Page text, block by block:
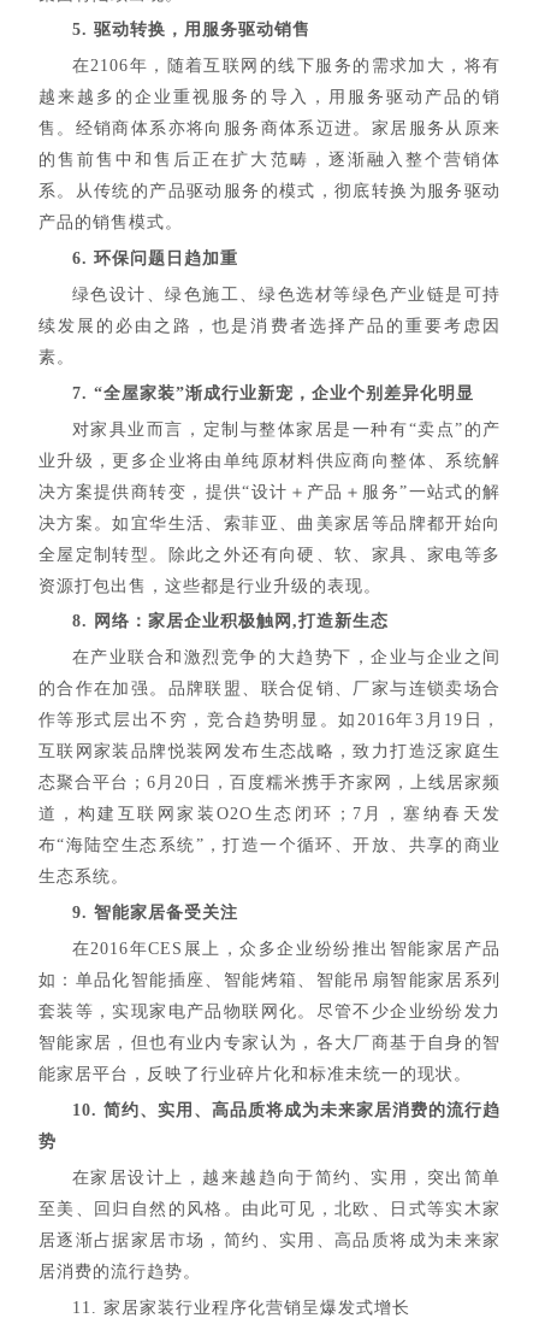
5. 驱动转换，用服务驱动销售
在2106年，随着互联网的线下服务的需求加大，将有
越来越多的企业重视服务的导入，用服务驱动产品的销
售。经销商体系亦将向服务商体系迈进。家居服务从原来
的售前售中和售后正在扩大范畴，逐渐融入整个营销体
系。从传统的产品驱动服务的模式，彻底转换为服务驱动
产品的销售模式。
6. 环保问题日趋加重
绿色设计、绿色施工、绿色选材等绿色产业链是可持
续发展的必由之路，也是消费者选择产品的重要考虑因
素。
7. “全屋家装”渐成行业新宠，企业个别差异化明显
对家具业而言，定制与整体家居是一种有“卖点”的产
业升级，更多企业将由单纯原材料供应商向整体、系统解
决方案提供商转变，提供“设计＋产品＋服务”一站式的解
决方案。如宜华生活、索菲亚、曲美家居等品牌都开始向
全屋定制转型。除此之外还有向硬、软、家具、家电等多
资源打包出售，这些都是行业升级的表现。
8. 网络：家居企业积极触网,打造新生态
在产业联合和激烈竞争的大趋势下，企业与企业之间
的合作在加强。品牌联盟、联合促销、厂家与连锁卖场合
作等形式层出不穷，竞合趋势明显。如2016年3月19日，
互联网家装品牌悦装网发布生态战略，致力打造泛家庭生
态聚合平台；6月20日，百度糯米携手齐家网，上线居家频
道，构建互联网家装O2O生态闭环；7月，塞纳春天发
布“海陆空生态系统”，打造一个循环、开放、共享的商业
生态系统。
9. 智能家居备受关注
在2016年CES展上，众多企业纷纷推出智能家居产品
如：单品化智能插座、智能烤箱、智能吊扇智能家居系列
套装等，实现家电产品物联网化。尽管不少企业纷纷发力
智能家居，但也有业内专家认为，各大厂商基于自身的智
能家居平台，反映了行业碎片化和标准未统一的现状。
10. 简约、实用、高品质将成为未来家居消费的流行趋
势
在家居设计上，越来越趋向于简约、实用，突出简单
至美、回归自然的风格。由此可见，北欧、日式等实木家
居逐渐占据家居市场，简约、实用、高品质将成为未来家
居消费的流行趋势。
11. 家居家装行业程序化营销呈爆发式增长